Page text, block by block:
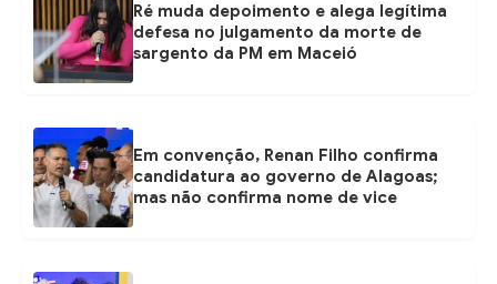
Ré muda depoimento e alega legítima
defesa no julgamento da morte de
sargento da PM em Maceió
Em convenção, Renan Filho confirma
candidatura ao governo de Alagoas;
mas não confirma nome de vice